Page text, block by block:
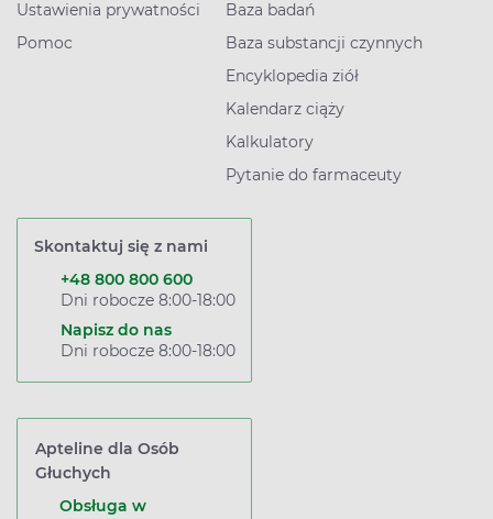
Ustawienia prywatności
Pomoc
Baza badań
Baza substancji czynnych
Encyklopedia ziół
Kalendarz ciąży
Kalkulatory
Pytanie do farmaceuty
Skontaktuj się z nami
+48 800 800 600
Dni robocze 8:00-18:00
Napisz do nas
Dni robocze 8:00-18:00
Apteline dla Osób
Głuchych
Obsługa w